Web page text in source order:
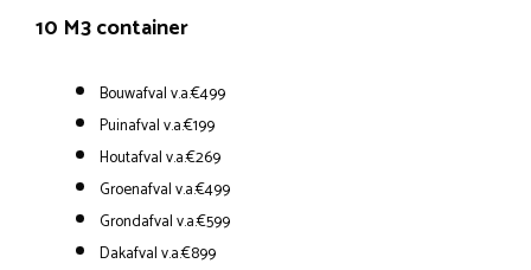
10 M3 container
Bouwafval v.a.€499
Puinafval v.a.€199
Houtafval v.a.€269
Groenafval v.a.€499
Grondafval v.a.€599
Dakafval v.a.€899